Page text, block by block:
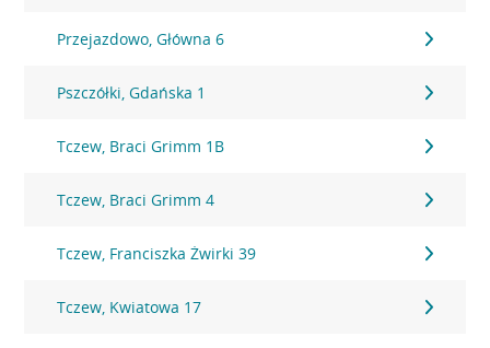
Przejazdowo, Główna 6
Pszczółki, Gdańska 1
Tczew, Braci Grimm 1B
Tczew, Braci Grimm 4
Tczew, Franciszka Żwirki 39
Tczew, Kwiatowa 17